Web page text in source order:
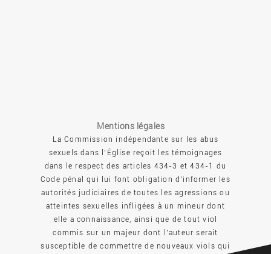
Mentions légales
La Commission indépendante sur les abus
sexuels dans l’Église reçoit les témoignages
dans le respect des articles 434-3 et 434-1 du
Code pénal qui lui font obligation d’informer les
autorités judiciaires de toutes les agressions ou
atteintes sexuelles infligées à un mineur dont
elle a connaissance, ainsi que de tout viol
commis sur un majeur dont l’auteur serait
susceptible de commettre de nouveaux viols qui